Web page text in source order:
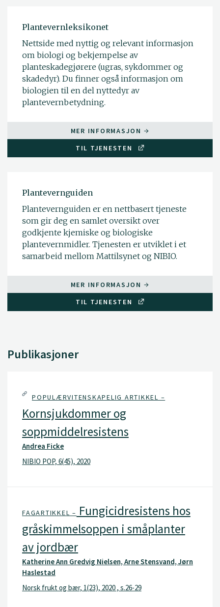
Plantevernleksikonet
Nettside med nyttig og relevant informasjon
om biologi og bekjempelse av
planteskadegjørere (ugras, sykdommer og
skadedyr). Du finner også informasjon om
biologien til en del nyttedyr av
plantevernbetydning.
MER INFORMASJON
TIL TJENESTEN
Plantevernguiden
Plantevernguiden er en nettbasert tjeneste
som gir deg en samlet oversikt over
godkjente kjemiske og biologiske
plantevernmidler. Tjenesten er utviklet i et
samarbeid mellom Mattilsynet og NIBIO.
MER INFORMASJON
TIL TJENESTEN
Publikasjoner
POPULÆRVITENSKAPELIG ARTIKKEL –
Kornsjukdommer og
soppmiddelresistens
Andrea Ficke
NIBIO POP, 6(45), 2020
FAGARTIKKEL – Fungicidresistens hos
gråskimmelsoppen i småplanter
av jordbær
Katherine Ann Gredvig Nielsen, Arne Stensvand, Jørn
Haslestad
Norsk frukt og bær, 1(23), 2020 , s.26-29